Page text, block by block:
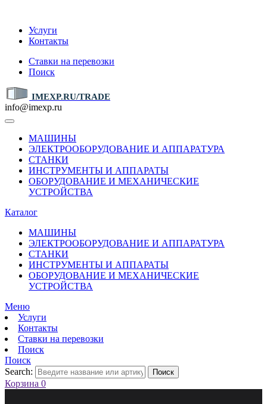
Услуги
Контакты
Ставки на перевозки
Поиск
IMEXP.RU/TRADE
info@imexp.ru
МАШИНЫ
ЭЛЕКТРООБОРУДОВАНИЕ И АППАРАТУРА
СТАНКИ
ИНСТРУМЕНТЫ И АППАРАТЫ
ОБОРУДОВАНИЕ И МЕХАНИЧЕСКИЕ
УСТРОЙСТВА
Каталог
МАШИНЫ
ЭЛЕКТРООБОРУДОВАНИЕ И АППАРАТУРА
СТАНКИ
ИНСТРУМЕНТЫ И АППАРАТЫ
ОБОРУДОВАНИЕ И МЕХАНИЧЕСКИЕ
УСТРОЙСТВА
Меню
Услуги
Контакты
Ставки на перевозки
Поиск
Поиск
Search:
Поиск
Корзина 0